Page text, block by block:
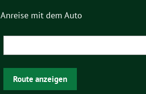
Sie in unseren Datenschutzhinweisen.
Anreise mit dem Auto
Route anzeigen